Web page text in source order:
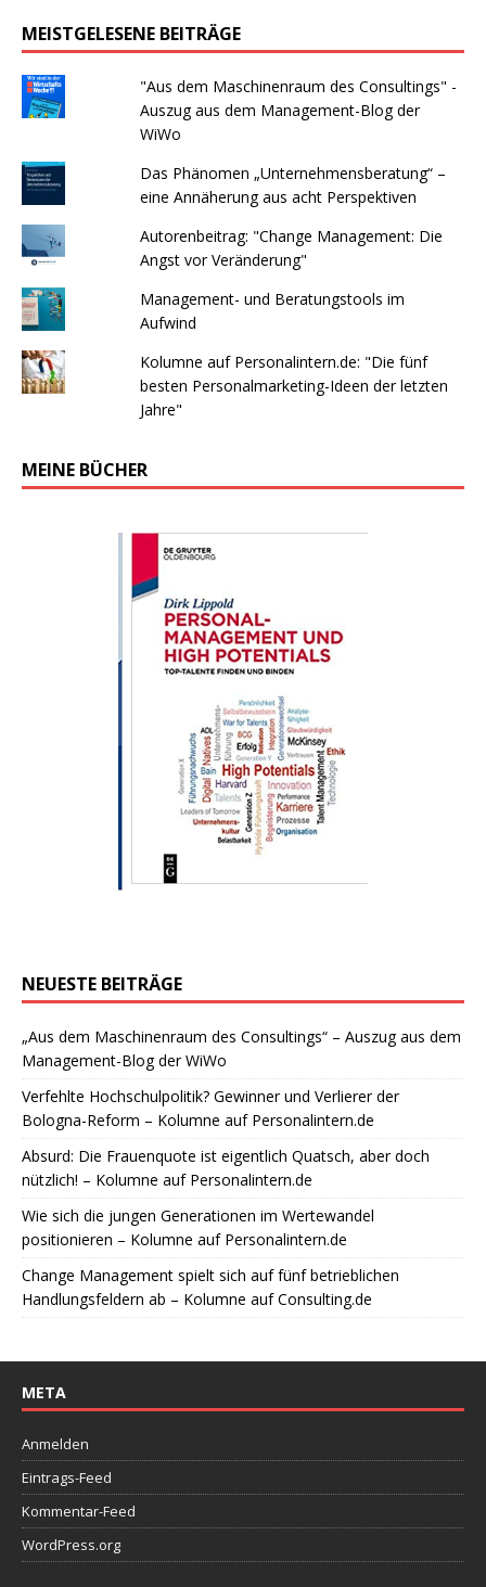
MEISTGELESENE BEITRÄGE
"Aus dem Maschinenraum des Consultings" -
Auszug aus dem Management-Blog der
WiWo
Das Phänomen „Unternehmensberatung“ –
eine Annäherung aus acht Perspektiven
Autorenbeitrag: "Change Management: Die
Angst vor Veränderung"
Management- und Beratungstools im
Aufwind
Kolumne auf Personalintern.de: "Die fünf
besten Personalmarketing-Ideen der letzten
Jahre"
MEINE BÜCHER
NEUESTE BEITRÄGE
„Aus dem Maschinenraum des Consultings“ – Auszug aus dem
Management-Blog der WiWo
Verfehlte Hochschulpolitik? Gewinner und Verlierer der
Bologna-Reform – Kolumne auf Personalintern.de
Absurd: Die Frauenquote ist eigentlich Quatsch, aber doch
nützlich! – Kolumne auf Personalintern.de
Wie sich die jungen Generationen im Wertewandel
positionieren – Kolumne auf Personalintern.de
Change Management spielt sich auf fünf betrieblichen
Handlungsfeldern ab – Kolumne auf Consulting.de
META
Anmelden
Eintrags-Feed
Kommentar-Feed
WordPress.org